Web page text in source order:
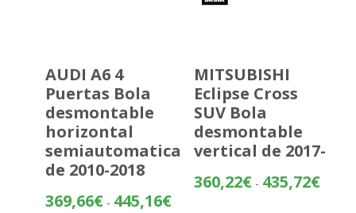
AUDI A6 4
Puertas Bola
desmontable
horizontal
semiautomatica
de 2010-2018
369,66€ - 445,16€Rango
MITSUBISHI
Eclipse Cross
SUV Bola
desmontable
vertical de 2017-
360,22€ - 435,72€Rango